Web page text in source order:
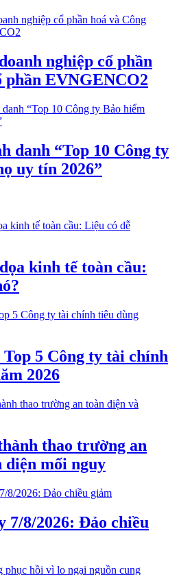
nghiệp cổ phần
phần EVNGENCO2
danh “Top 10 Công ty
uy tín 2026”
kinh tế toàn cầu:
5 Công ty tài chính
2026
thao trường an
diện mối nguy
7/8/2026: Đảo chiều